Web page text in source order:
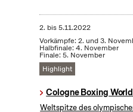
2. bis5.11.2022
Vorkämpfe: 2. und 3.
Halbfinale: 4. November
Finale: 5. November
Highlight
Cologne Boxing
Weltspitze des